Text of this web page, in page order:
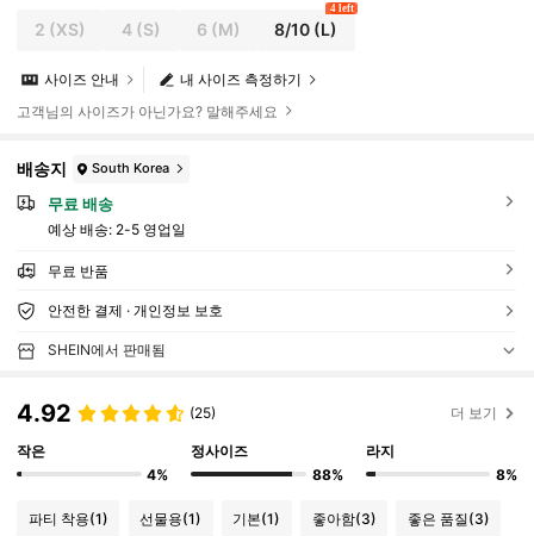
2 (XS) 4(S) 6 (M) 8/10 (L)
4 left
내 사이즈 측정하기
사이즈 안내
고객님의 사이즈가 아닌가요? 말해주세요
배송지 South Korea
무료 배송
예상 배송: 2-5 영업일
무료 반품
안전한 결제 · 개인정보 보호
SHEIN에서 판매됨
4.92 (25) 더 보기
작은
4%
정사이즈
88%
라지
8%
파티 착용(1) 선물용(1) 기본(1) 좋아함(3) 좋은 품질(3)